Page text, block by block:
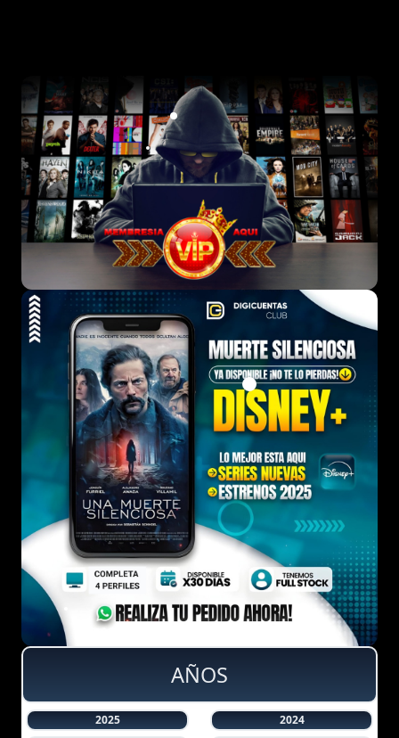
AÑOS
2025
2024